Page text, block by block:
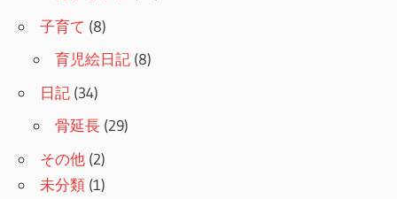
子育て (8)
育児絵日記 (8)
日記 (34)
骨延長 (29)
その他 (2)
未分類 (1)